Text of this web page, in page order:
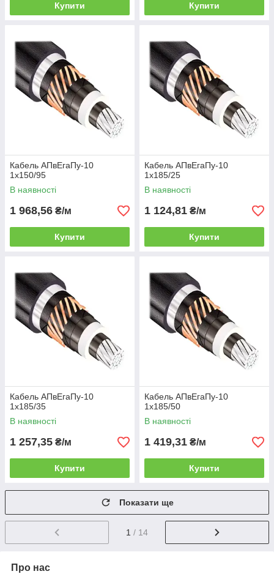
Купити Купити
Кабель АПвЕгаПу-10
1х150/95
В наявності
1 968,56 ₴/м
Купити
Кабель АПвЕгаПу-10
1х185/25
В наявності
1 124,81 ₴/м
Купити
Кабель АПвЕгаПу-10
1х185/35
В наявності
1 257,35 ₴/м
Купити
Кабель АПвЕгаПу-10
1х185/50
В наявності
1 419,31 ₴/м
Купити
Показати ще
1 / 14
Про нас